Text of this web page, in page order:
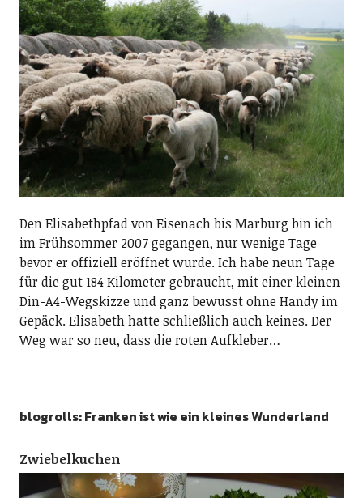
Den Elisabethpfad von Eisenach bis Marburg bin ich
im Frühsommer 2007 gegangen, nur wenige Tage
bevor er offiziell eröffnet wurde. Ich habe neun Tage
für die gut 184 Kilometer gebraucht, mit einer kleinen
Din-A4-Wegskizze und ganz bewusst ohne Handy im
Gepäck. Elisabeth hatte schließlich auch keines. Der
Weg war so neu, dass die roten Aufkleber…
blogrolls: Franken ist wie ein kleines Wunderland
Zwiebelkuchen